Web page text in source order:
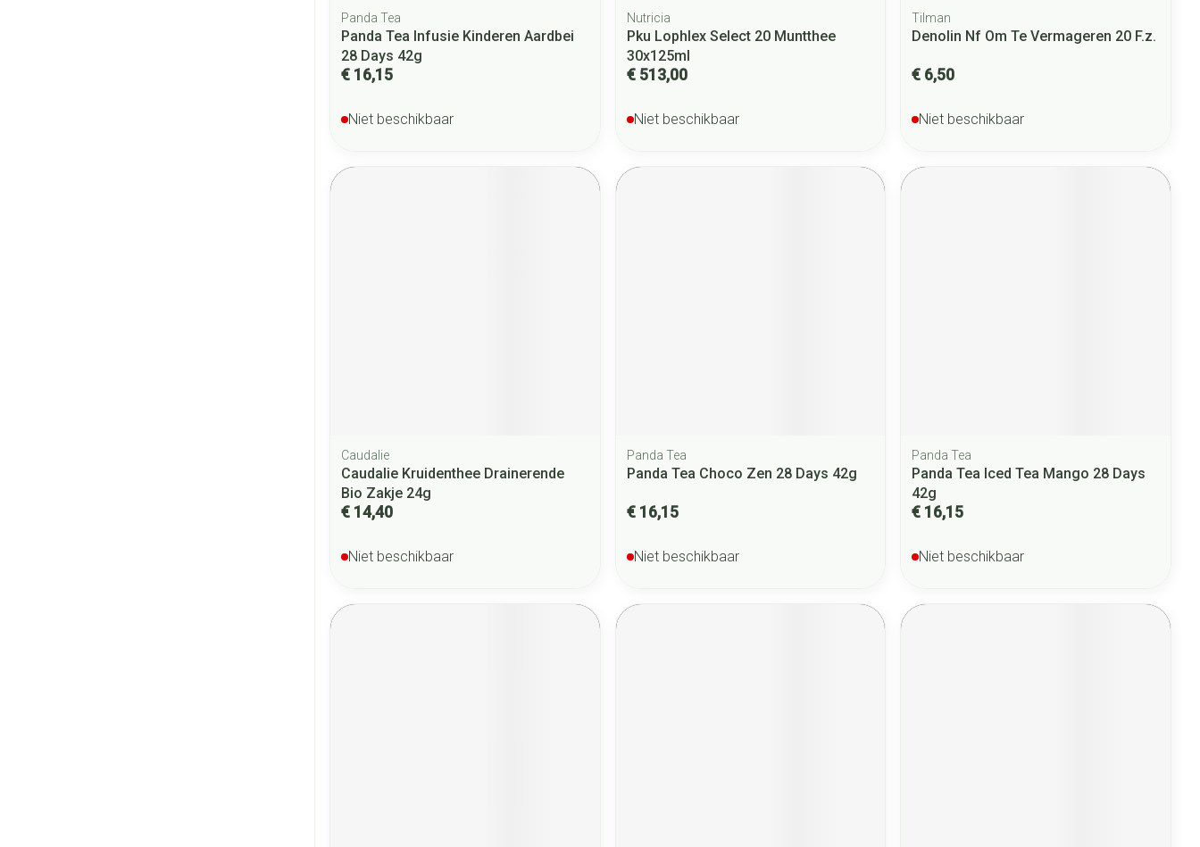
Panda Tea
Panda Tea Infusie Kinderen Aardbei
28 Days 42g
€ 16,15
Niet beschikbaar
Nutricia
Pku Lophlex Select 20 Muntthee
30x125ml
€ 513,00
Niet beschikbaar
Tilman
Denolin Nf Om Te Vermageren 20 F.z.
€ 6,50
Niet beschikbaar
Caudalie
Caudalie Kruidenthee Drainerende
Bio Zakje 24g
€ 14,40
Niet beschikbaar
Panda Tea
Panda Tea Choco Zen 28 Days 42g
€ 16,15
Niet beschikbaar
Panda Tea
Panda Tea Iced Tea Mango 28 Days
42g
€ 16,15
Niet beschikbaar